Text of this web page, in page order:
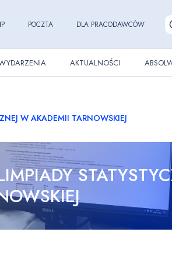
POCZTA DLA PRACODAWCÓW
AKTUALNOŚCI
W AKADEMII TARNOWSKIEJ